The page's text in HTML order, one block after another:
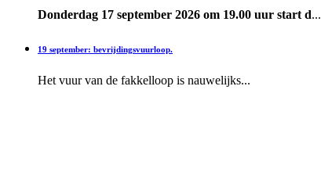
Donderdag 17 september 2026 om 19.00 uur start d...
19 september: bevrijdingsvuurloop.
Het vuur van de fakkelloop is nauwelijks...